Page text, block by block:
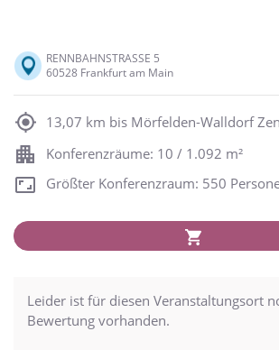
RENNBAHNSTRASSE 5
60528 Frankfurt am Main
13,07 km bis Mörfelden-Walldorf
Konferenzräume: 10 / 1.092 m²
Größter Konferenzraum: 550
Leider ist für diesen Veranstaltungsort
Bewertung vorhanden.